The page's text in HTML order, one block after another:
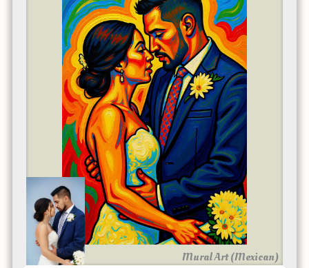
Mural Art (Mexican)